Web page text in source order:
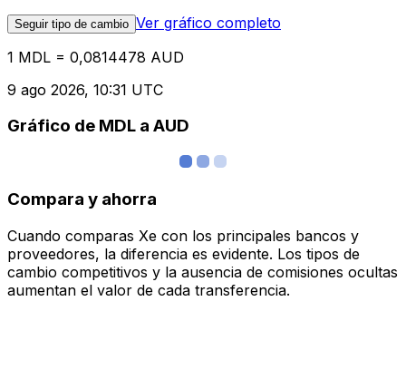
Seguir tipo de cambio Ver gráfico completo
1 MDL = 0,0814478 AUD
9 ago 2026, 10:31 UTC
Gráfico de MDL a AUD
Compara y ahorra
Cuando comparas Xe con los principales bancos y
proveedores, la diferencia es evidente. Los tipos de
cambio competitivos y la ausencia de comisiones ocultas
aumentan el valor de cada transferencia.